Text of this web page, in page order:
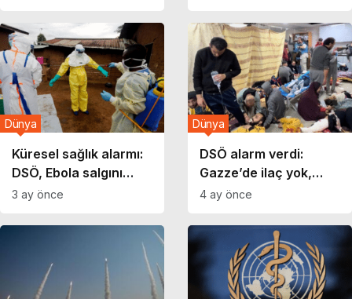
Küresel sağlık alarmı:
DSÖ, Ebola salgını
nedeniyle acil durum
Dünya
3 ay önce
DSÖ alarm verdi:
Gazze’de ilaç yok,
hastalar risk altında
Dünya
4 ay önce